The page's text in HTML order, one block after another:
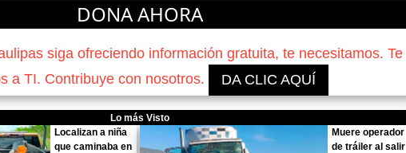
DONA AHORA
siga ofreciendo información gratuita, te necesitamos. Te
a TI. Contribuye con nosotros.
DA CLIC AQUÍ
Lo más Visto
Localizan a niña
que caminaba en
Muere operador
de tráiler al salir